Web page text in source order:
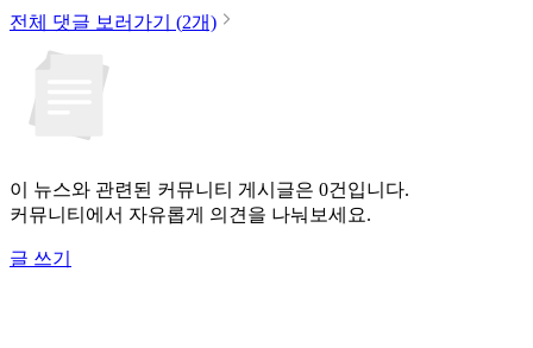
전체 댓글 보러가기 (2개)
이 뉴스와 관련된 커뮤니티 게시글은 0건입니다.
커뮤니티에서 자유롭게 의견을 나눠보세요.
글 쓰기